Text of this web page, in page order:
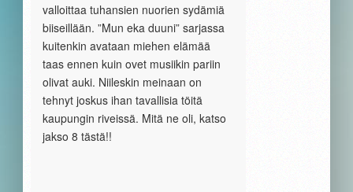
valloittaa tuhansien nuorien sydämiä
biiseillään. ”Mun eka duuni” sarjassa
kuitenkin avataan miehen elämää
taas ennen kuin ovet musiikin pariin
olivat auki. Niileskin meinaan on
tehnyt joskus ihan tavallisia töitä
kaupungin riveissä. Mitä ne oli, katso
jakso 8 tästä!!